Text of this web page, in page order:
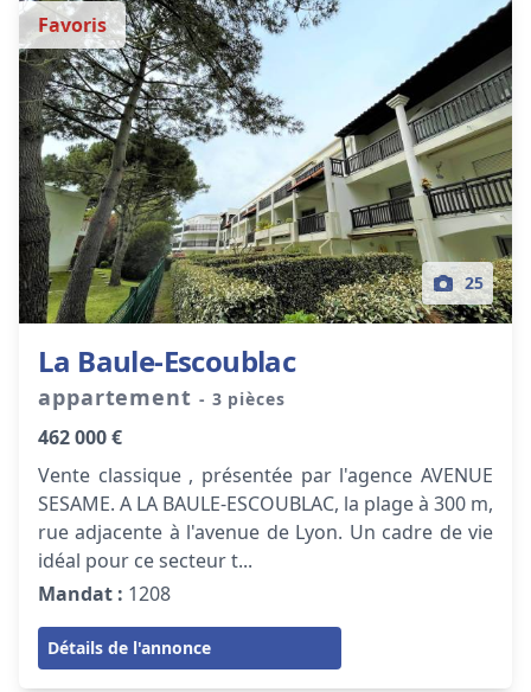
25
Favoris
La Baule-Escoublac
appartement - 3 pièces
462 000 €
Vente classique , présentée par l'agence AVENUE
SESAME. A LA BAULE-ESCOUBLAC, la plage à 300 m,
rue adjacente à l'avenue de Lyon. Un cadre de vie
idéal pour ce secteur t...
Mandat : 1208
Détails de l'annonce